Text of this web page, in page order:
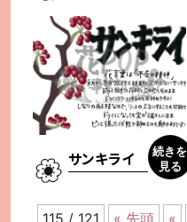
サンキライ
続きを
見る
115 / 121 « 先頭 «